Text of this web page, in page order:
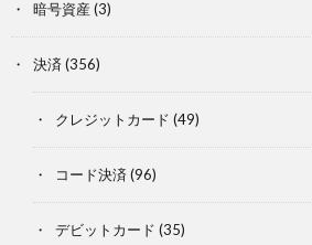
暗号資産 (3)
決済 (356)
クレジットカード (49)
コード決済 (96)
デビットカード (35)